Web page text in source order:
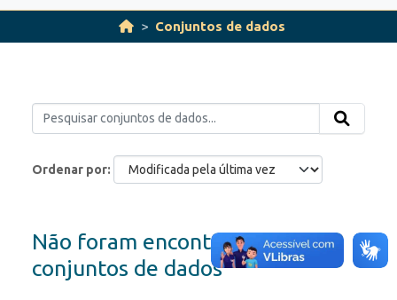
Conjuntos de dados
Ordenar por
Não foram encontrados
conjuntos de dados